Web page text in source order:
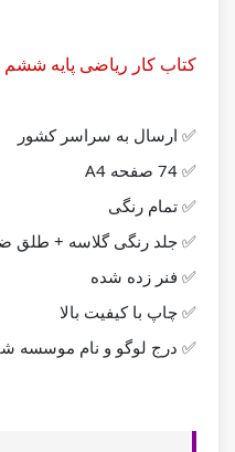
کتاب کار ریاضی پایه ششم
✅ ارسال به سراسر کشور
✅ 74 صفحه A4
✅ تمام رنگی
✅ جلد رنگی گلاسه + طلق
✅ فنر زده شده
✅ چاپ با کیفیت بالا
✅ درج لوگو و نام موسسه